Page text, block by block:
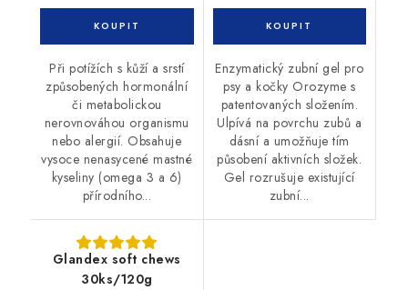
Při potížích s kůží a srstí
způsobených hormonální
či metabolickou
nerovnováhou organismu
nebo alergií. Obsahuje
vysoce nenasycené mastné
kyseliny (omega 3 a 6)
přírodního...
Enzymatický zubní gel pro
psy a kočky Orozyme s
patentovaných složením.
Ulpívá na povrchu zubů a
dásní a umožňuje tím
působení aktivních složek.
Gel rozrušuje existující
zubní...
Glandex soft chews
30ks/120g